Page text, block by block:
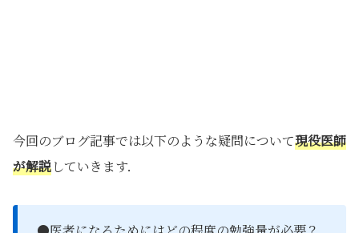
今回のブログ記事では以下のような疑問について現役医師
が解説していきます．